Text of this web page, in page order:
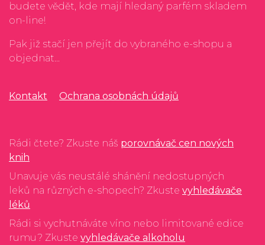
budete vědět, kde mají hledaný parfém skladem
on-line!
Pak již stačí jen přejít do vybraného e-shopu a
objednat...
Kontakt Ochrana osobnách údajů
Rádi čtete? Zkuste náš porovnávač cen nových
knih
Unavuje vás neustálé shánění nedostupných
leků na různých e-shopech? Zkuste vyhledávače
léků
Rádi si vychutnáváte víno nebo limitované edice
rumu? Zkuste vyhledávače alkoholu